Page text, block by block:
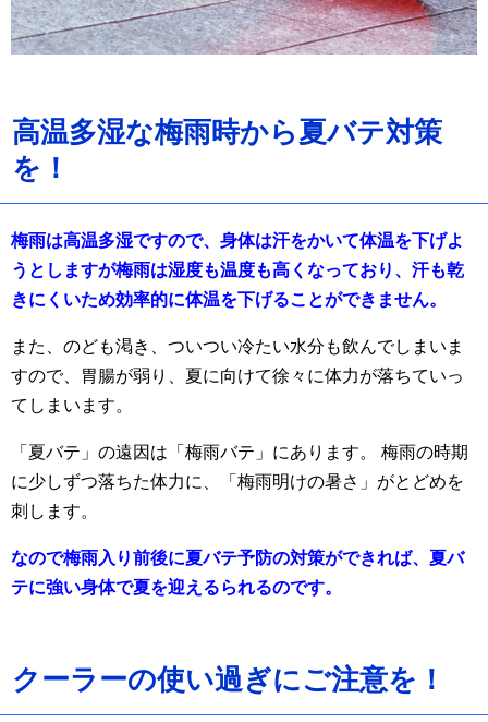
高温多湿な梅雨時から夏バテ対策
を！
梅雨は高温多湿ですので、身体は汗をかいて体温を下げよ
うとしますが梅雨は湿度も温度も高くなっており、汗も乾
きにくいため効率的に体温を下げることができません。
また、のども渇き、ついつい冷たい水分も飲んでしまいま
すので、胃腸が弱り、夏に向けて徐々に体力が落ちていっ
てしまいます。
「夏バテ」の遠因は「梅雨バテ」にあります。 梅雨の時期
に少しずつ落ちた体力に、「梅雨明けの暑さ」がとどめを
刺します。
なので梅雨入り前後に夏バテ予防の対策ができれば、夏バ
テに強い身体で夏を迎えるられるのです。
クーラーの使い過ぎにご注意を！